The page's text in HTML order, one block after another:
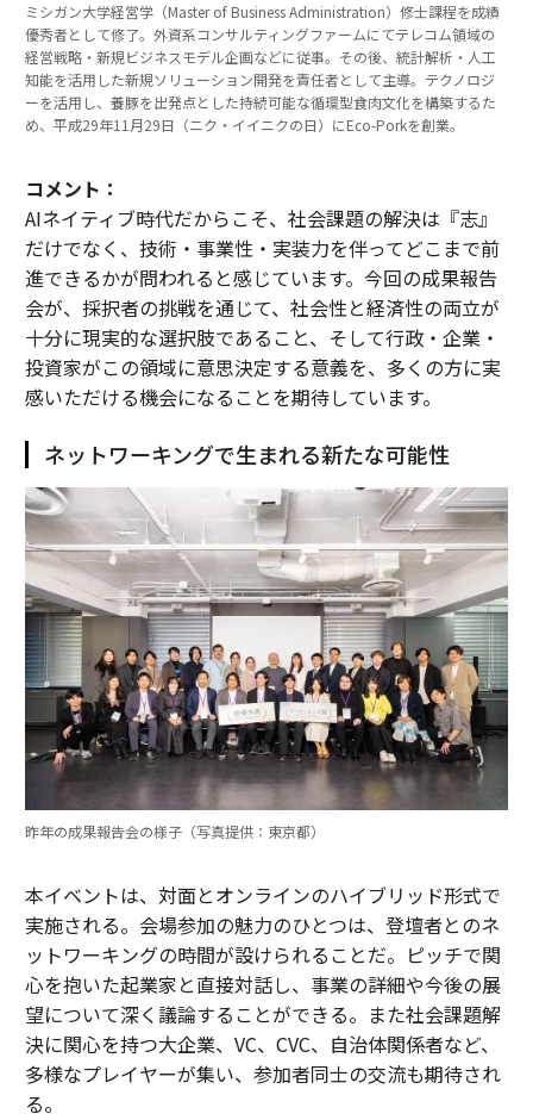
ミシガン大学経営学（Master of Business Administration）修士課程を成績
優秀者として修了。外資系コンサルティングファームにてテレコム領域の
経営戦略・新規ビジネスモデル企画などに従事。その後、統計解析・人工
知能を活用した新規ソリューション開発を責任者として主導。テクノロジ
ーを活用し、養豚を出発点とした持続可能な循環型食肉文化を構築するた
め、平成29年11月29日（ニク・イイニクの日）にEco-Porkを創業。
コメント：
AIネイティブ時代だからこそ、社会課題の解決は『志』
だけでなく、技術・事業性・実装力を伴ってどこまで前
進できるかが問われると感じています。今回の成果報告
会が、採択者の挑戦を通じて、社会性と経済性の両立が
十分に現実的な選択肢であること、そして行政・企業・
投資家がこの領域に意思決定する意義を、多くの方に実
感いただける機会になることを期待しています。
ネットワーキングで生まれる新たな可能性
昨年の成果報告会の様子（写真提供：東京都）
本イベントは、対面とオンラインのハイブリッド形式で
実施される。会場参加の魅力のひとつは、登壇者とのネ
ットワーキングの時間が設けられることだ。ピッチで関
心を抱いた起業家と直接対話し、事業の詳細や今後の展
望について深く議論することができる。また社会課題解
決に関心を持つ大企業、VC、CVC、自治体関係者など、
多様なプレイヤーが集い、参加者同士の交流も期待され
る。